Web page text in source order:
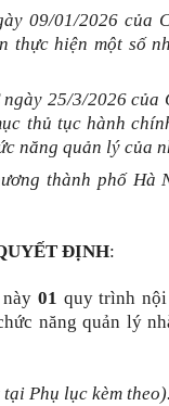
09/01/2026 của
thực hiện một số
25/3/2026 của
thủ tục hành
năng quản lý của
thành phố Hà
ĐỊNH:
01 quy trình
năng quản lý
Phụ lục kèm theo).